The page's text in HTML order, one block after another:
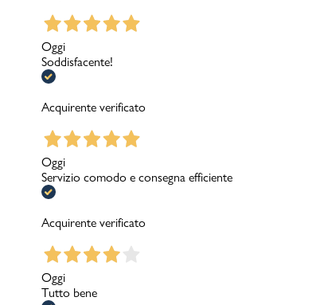
Oggi
Soddisfacente!
Acquirente verificato
Oggi
Servizio comodo e consegna efficiente
Acquirente verificato
Oggi
Tutto bene